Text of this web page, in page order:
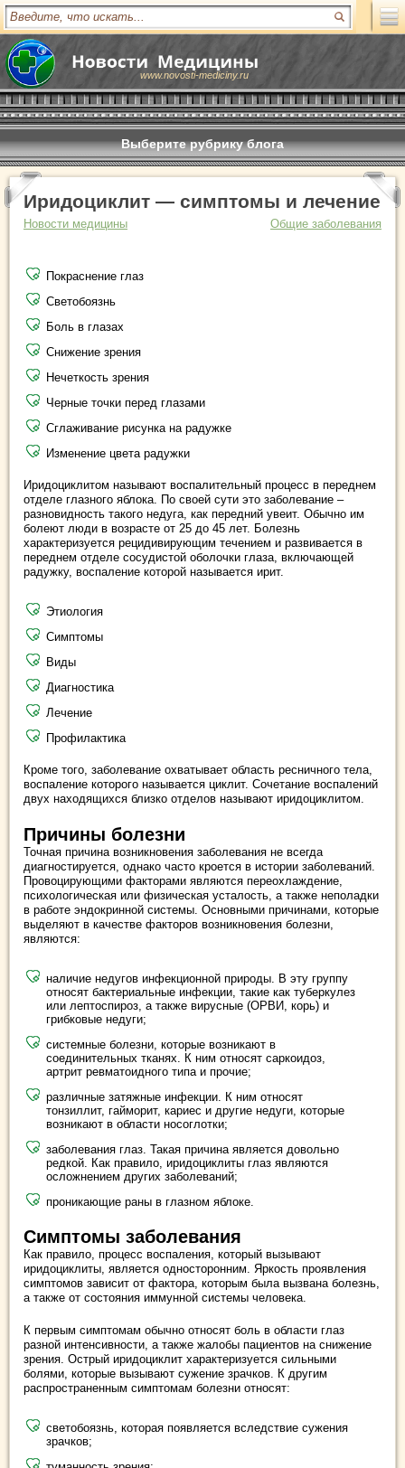
www.novosti-mediciny.ru
Выберите рубрику блога
Иридоциклит — симптомы и лечение
Новости медицины Общие заболевания
Покраснение глаз
Светобоязнь
Боль в глазах
Снижение зрения
Нечеткость зрения
Черные точки перед глазами
Сглаживание рисунка на радужке
Изменение цвета радужки
Иридоциклитом называют воспалительный процесс в переднем
отделе глазного яблока. По своей сути это заболевание –
разновидность такого недуга, как передний увеит. Обычно им
болеют люди в возрасте от 25 до 45 лет. Болезнь
характеризуется рецидивирующим течением и развивается в
переднем отделе сосудистой оболочки глаза, включающей
радужку, воспаление которой называется ирит.
Этиология
Симптомы
Виды
Диагностика
Лечение
Профилактика
Кроме того, заболевание охватывает область ресничного тела,
воспаление которого называется циклит. Сочетание воспалений
двух находящихся близко отделов называют иридоциклитом.
Причины болезни
Точная причина возникновения заболевания не всегда
диагностируется, однако часто кроется в истории заболеваний.
Провоцирующими факторами являются переохлаждение,
психологическая или физическая усталость, а также неполадки
в работе эндокринной системы. Основными причинами, которые
выделяют в качестве факторов возникновения болезни,
являются:
наличие недугов инфекционной природы. В эту группу
относят бактериальные инфекции, такие как туберкулез
или лептоспироз, а также вирусные (ОРВИ, корь) и
грибковые недуги;
системные болезни, которые возникают в
соединительных тканях. К ним относят саркоидоз,
артрит ревматоидного типа и прочие;
различные затяжные инфекции. К ним относят
тонзиллит, гайморит, кариес и другие недуги, которые
возникают в области носоглотки;
заболевания глаз. Такая причина является довольно
редкой. Как правило, иридоциклиты глаз являются
осложнением других заболеваний;
проникающие раны в глазном яблоке.
Симптомы заболевания
Как правило, процесс воспаления, который вызывают
иридоциклиты, является односторонним. Яркость проявления
симптомов зависит от фактора, которым была вызвана болезнь,
а также от состояния иммунной системы человека.
К первым симптомам обычно относят боль в области глаз
разной интенсивности, а также жалобы пациентов на снижение
зрения. Острый иридоциклит характеризуется сильными
болями, которые вызывают сужение зрачков. К другим
распространенным симптомам болезни относят:
светобоязнь, которая появляется вследствие сужения
зрачков;